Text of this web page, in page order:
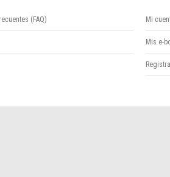
(FAQ) Mi
Mis e-